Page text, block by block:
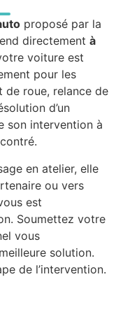
proposé par la
directement à
voiture est
pour les
de roue, relance de
d’un
son intervention à
en atelier, elle
ou vers
est
Soumettez votre
vous
solution.
de l’intervention.